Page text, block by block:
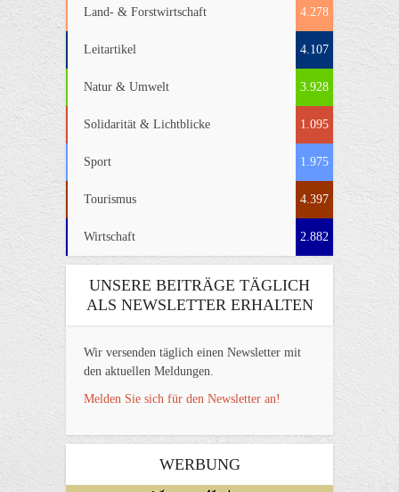
Land- & Forstwirtschaft 4.278
Leitartikel 4.107
Natur & Umwelt 3.928
Solidarität & Lichtblicke 1.095
Sport 1.975
Tourismus 4.397
Wirtschaft 2.882
UNSERE BEITRÄGE TÄGLICH
ALS NEWSLETTER ERHALTEN
Wir versenden täglich einen Newsletter mit
den aktuellen Meldungen.
Melden Sie sich für den Newsletter an!
WERBUNG